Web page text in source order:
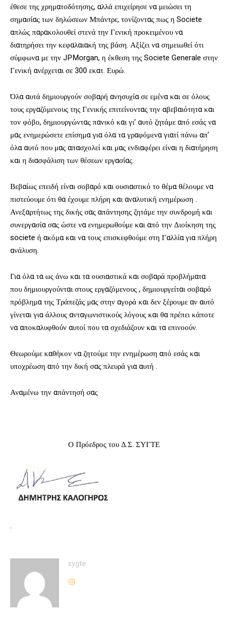
έθεσε της χρηματοδότησης, αλλά επιχείρησε να μειώσει τη
σημασίας των δηλώσεων Μπάντρε, τονίζοντας πως η Societe
απλώς παρακολουθεί στενά την Γενική προκειμένου να
διατηρήσει την κεφαλαιακή της βάση. Αξίζει να σημειωθεί ότι
σύμφωνα με την JPMorgan, η έκθεση της Societe Generale στην
Γενική ανέρχεται σε 300 εκατ. Ευρώ.
Όλα αυτά δημιουργούν σοβαρή ανησυχία σε εμένα και σε όλους
τους εργαζόμενους της Γενικής επιτείνοντας την αβεβαιότητα και
τον φόβο, δημιουργώντας πανικό και γι’ αυτό ζητάμε από εσάς να
μας ενημερώσετε επίσημα για όλα τα γραφόμενα γιατί πάνω απ’
όλα αυτό που μας απασχολεί και μας ενδιαφέρει είναι η διατήρηση
και η διασφάλιση των θέσεων εργασίας.
Βεβαίως επειδή είναι σοβαρό και ουσιαστικό το θέμα θέλουμε να
πιστεύουμε ότι θα έχουμε πλήρη και αναλυτική ενημέρωση .
Ανεξαρτήτως της δικής σας απάντησης ζητάμε την συνδρομή και
συνεργασία σας ώστε να ενημερωθούμε και από την Διοίκηση της
societe ή ακόμα και να τους επισκεφθούμε στη Γαλλία για πλήρη
ανάλυση.
Για όλα τα ως άνω και τα ουσιαστικά και σοβαρά προβλήματα
που δημιουργούνται στους εργαζόμενους , δημιουργείται σοβαρό
πρόβλημα της Τράπεζάς μας στην αγορά και δεν ξέρουμε αν αυτό
γίνεται για άλλους ανταγωνιστικούς λόγους και θα πρέπει κάποτε
να αποκαλυφθούν αυτοί που τα σχεδιάζουν και τα επινοούν.
Θεωρούμε καθήκον να ζητούμε την ενημέρωση από εσάς και
υποχρέωση από την δική σας πλευρά για αυτή .
Αναμένω την απάντησή σας
Ο Πρόεδρος του Δ.Σ. ΣΥΓΤΕ
.
sygte